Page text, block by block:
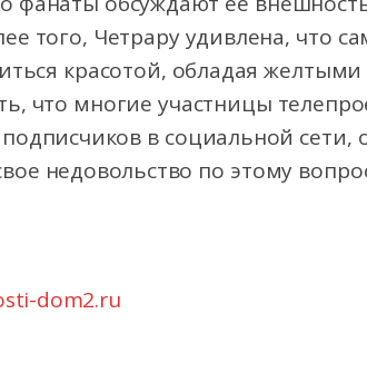
того, Четрару удивлена, что
красотой, обладая
что многие участницы
подписчиков в социальной
недовольство по этому
dom2.ru